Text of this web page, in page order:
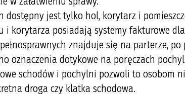
dostępny jest tylko hol, korytarz i
i korytarza posiadają systemy fakturowe dla
znajduje się na parterze,
oznaczenia dotykowe na poręczach
schodów i pochylni pozwoli to osobom
droga czy klatka schodowa.